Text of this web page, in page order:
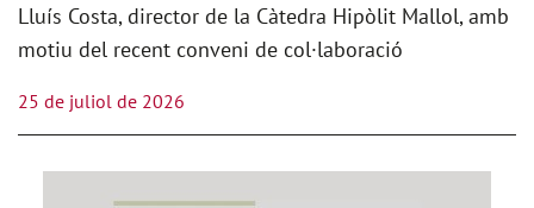
Lluís Costa, director de la Càtedra Hipòlit Mallol, amb
motiu del recent conveni de col·laboració
25 de juliol de 2026